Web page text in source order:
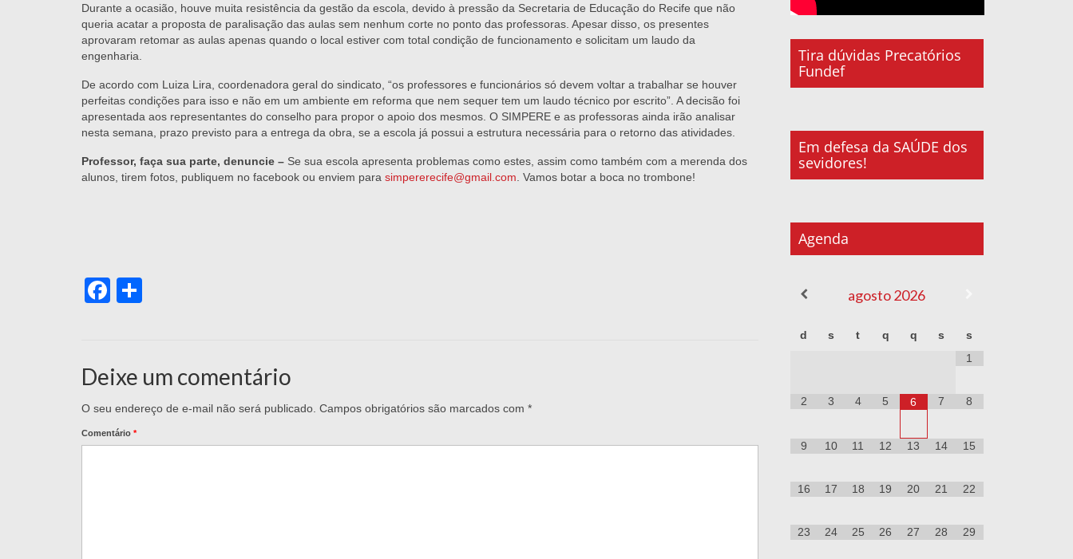
Durante a ocasião, houve muita resistência da gestão da escola, devido à pressão da Secretaria de Educação do Recife que não
queria acatar a proposta de paralisação das aulas sem nenhum corte no ponto das professoras. Apesar disso, os presentes
aprovaram retomar as aulas apenas quando o local estiver com total condição de funcionamento e solicitam um laudo da
engenharia.
De acordo com Luiza Lira, coordenadora geral do sindicato, “os professores e funcionários só devem voltar a trabalhar se houver
perfeitas condições para isso e não em um ambiente em reforma que nem sequer tem um laudo técnico por escrito”. A decisão foi
apresentada aos representantes do conselho para propor o apoio dos mesmos. O SIMPERE e as professoras ainda irão analisar
nesta semana, prazo previsto para a entrega da obra, se a escola já possui a estrutura necessária para o retorno das atividades.
Professor, faça sua parte, denuncie – Se sua escola apresenta problemas como estes, assim como também com a merenda dos
alunos, tirem fotos, publiquem no facebook ou enviem para simpererecife@gmail.com . Vamos botar a boca no trombone!
Facebook
Deixe um comentário
O seu endereço de e-mail não será publicado. Campos obrigatórios são marcados com *
Comentário *
Tira dúvidas Precatórios
Fundef
Em defesa da SAÚDE dos
sevidores!
Agenda
agosto 2026
d s t q q s
s
1
2 3 4 5 6 7 8
9 10 11 12 13 14 15
16 17 18 19 20 21 22
23 24 25 26 27 28 29